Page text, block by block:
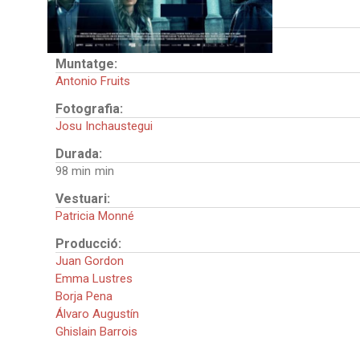
País:
Espanya
Muntatge:
Antonio Fruits
Fotografia:
Josu Inchaustegui
Durada:
98 min
Vestuari:
Patricia Monné
Producció:
Juan Gordon
Emma Lustres
Borja Pena
Álvaro Augustín
Ghislain Barrois